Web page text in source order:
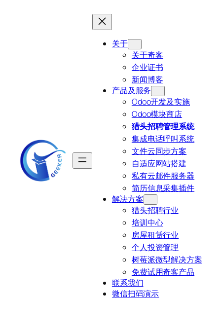
关于
关于奇客
企业证书
新闻博客
产品及服务
Odoo开发及实施
Odoo模块商店
猎头招聘管理系统
集成电话呼叫系统
文件云同步方案
自适应网站搭建
私有云邮件服务器
简历信息采集插件
解决方案
猎头招聘行业
培训中心
房屋租赁行业
个人投资管理
树莓派微型解决方案
免费试用奇客产品
联系我们
微信扫码演示